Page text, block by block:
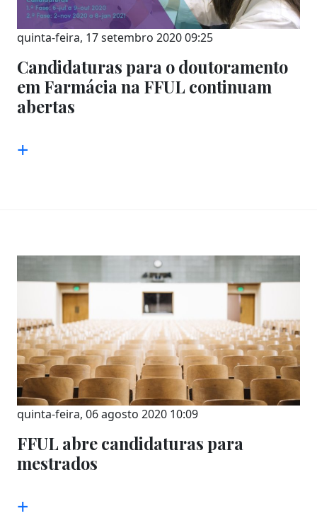
quinta-feira, 17 setembro 2020 09:25
Candidaturas para o doutoramento
em Farmácia na FFUL continuam
abertas
+
quinta-feira, 06 agosto 2020 10:09
FFUL abre candidaturas para
mestrados
+